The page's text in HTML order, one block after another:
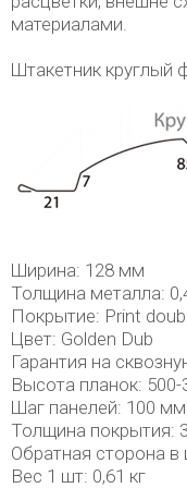
материалами.
Штакетник круглый
Ширина: 128 мм
Толщина металла:
Покрытие: Print
Цвет: Golden Dub
Гарантия на
Высота планок:
Шаг панелей: 100 мм
Толщина покрытия:
Обратная сторона в
Вес 1 шт: 0,61 кг